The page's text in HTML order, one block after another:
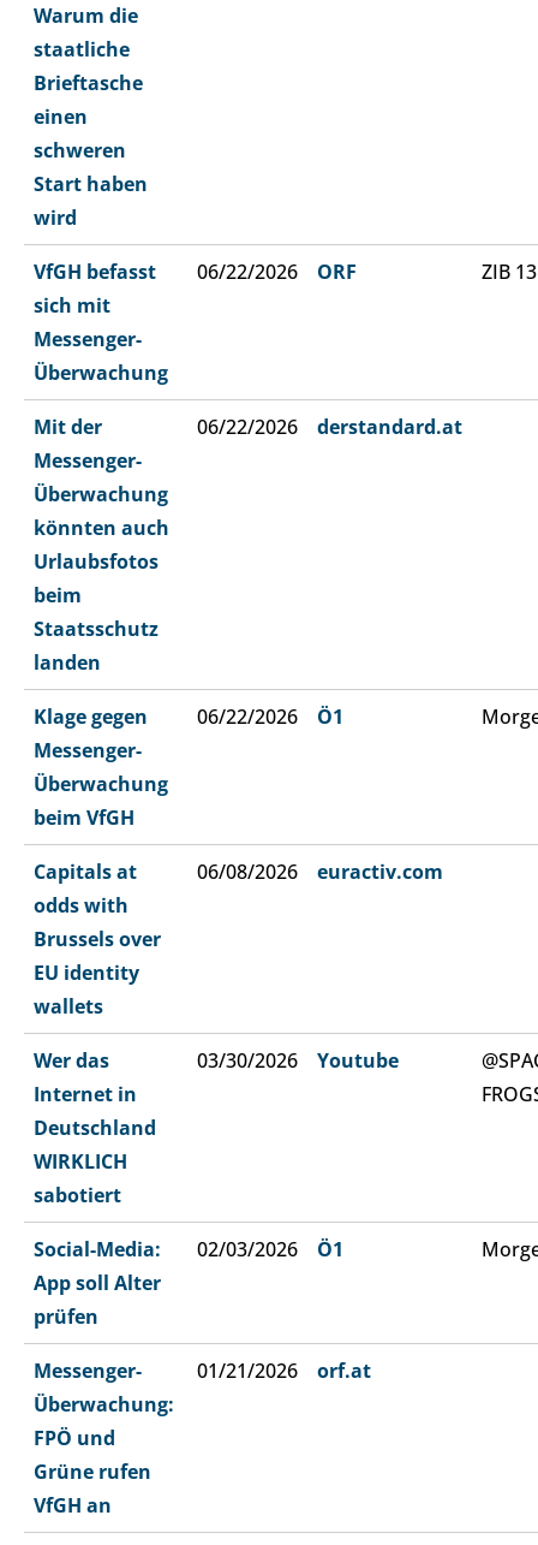
Warum die
staatliche
Brieftasche
einen
schweren
Start haben
wird
VfGH befasst
sich mit
Messenger-
Überwachung
06/22/2026 ORF ZIB
Mit der
Messenger-
Überwachung
könnten auch
Urlaubsfotos
beim
Staatsschutz
landen
06/22/2026 derstandard.at
Klage gegen
Messenger-
Überwachung
beim VfGH
06/22/2026 Ö1
Capitals at
odds with
Brussels over
EU identity
wallets
06/08/2026 euractiv.com
Wer das
Internet in
Deutschland
WIRKLICH
sabotiert
03/30/2026 Youtube
Social-Media:
App soll Alter
prüfen
02/03/2026 Ö1
Messenger-
Überwachung:
FPÖ und
Grüne rufen
VfGH an
01/21/2026 orf.at